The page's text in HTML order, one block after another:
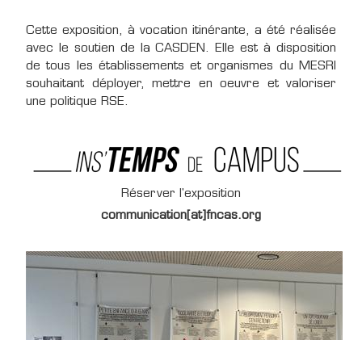
Cette exposition, à vocation itinérante, a été réalisée
avec le soutien de la CASDEN. Elle est à disposition
de tous les établissements et organismes du MESRI
souhaitant déployer, mettre en oeuvre et valoriser
une politique RSE.
Réserver l'exposition
communication[at]fncas.org